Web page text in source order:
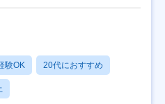
験OK 20代におすすめ